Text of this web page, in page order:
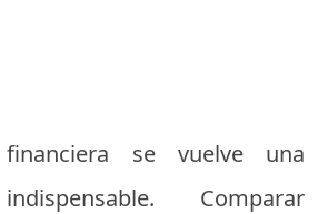
se vuelve una
Comparar